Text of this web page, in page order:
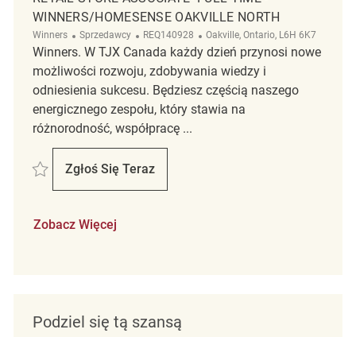
WINNERS/HOMESENSE OAKVILLE NORTH
Winners Kategoria
Sprzedawcy ReqId
REQ140928 Lokalizacja
Oakville, Ontario, L6H 6K7
Winners. W TJX Canada każdy dzień przynosi nowe
możliwości rozwoju, zdobywania wiedzy i
odniesienia sukcesu. Będziesz częścią naszego
energicznego zespołu, który stawia na
różnorodność, współpracę ...
Zapisać Retail Store Associate- Full Time - Winners/Homesense
Zgłoś Się Teraz
Retail Store Associate- Full Time -
Zobacz Więcej
Podziel się tą szansą